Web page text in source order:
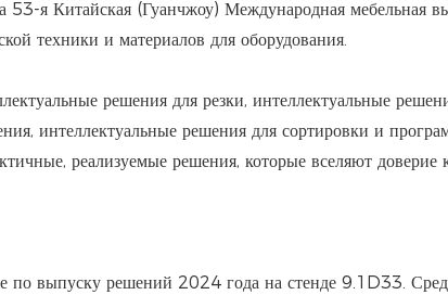
я Китайская (Гуанчжоу) Международная мебельная
техники и материалов для оборудования.
решения для резки, интеллектуальные
интеллектуальные решения для сортировки и
реализуемые решения, которые вселяют доверие
по выпуску решений 2024 года на стенде 9.1D33.